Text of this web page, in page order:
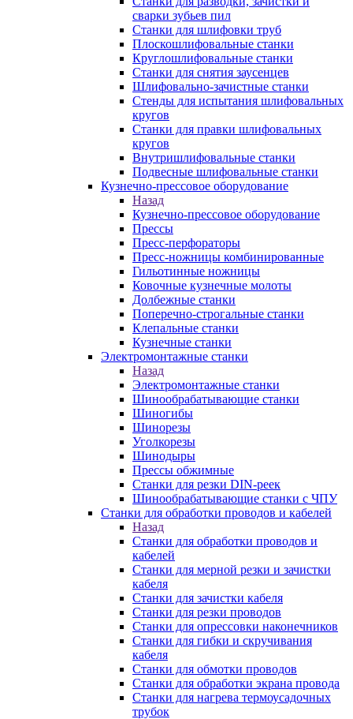
сварки зубьев пил
Станки для шлифовки труб
Плоскошлифовальные станки
Круглошлифовальные станки
Станки для снятия заусенцев
Шлифовально-зачистные станки
Стенды для испытания шлифовальных
кругов
Станки для правки шлифовальных
кругов
Внутришлифовальные станки
Подвесные шлифовальные станки
Кузнечно-прессовое оборудование
Назад
Кузнечно-прессовое оборудование
Прессы
Пресс-перфораторы
Пресс-ножницы комбинированные
Гильотинные ножницы
Ковочные кузнечные молоты
Долбежные станки
Поперечно-строгальные станки
Клепальные станки
Кузнечные станки
Электромонтажные станки
Назад
Электромонтажные станки
Шинообрабатывающие станки
Шиногибы
Шинорезы
Уголкорезы
Шинодыры
Прессы обжимные
Станки для резки DIN-реек
Шинообрабатывающие станки с ЧПУ
Станки для обработки проводов и кабелей
Назад
Станки для обработки проводов и
кабелей
Станки для мерной резки и зачистки
кабеля
Станки для зачистки кабеля
Станки для резки проводов
Станки для опрессовки наконечников
Станки для гибки и скручивания
кабеля
Станки для обмотки проводов
Станки для обработки экрана провода
Станки для нагрева термоусадочных
трубок